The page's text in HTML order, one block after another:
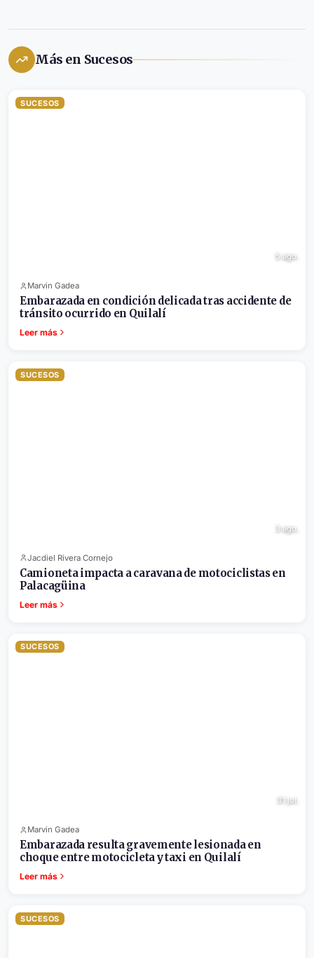
Más en Sucesos
SUCESOS
5 ago.
Marvin Gadea
Embarazada en condición delicada tras accidente de
tránsito ocurrido en Quilalí
Leer más
SUCESOS
3 ago.
Jacdiel Rivera Cornejo
Camioneta impacta a caravana de motociclistas en
Palacagüina
Leer más
SUCESOS
31 jul.
Marvin Gadea
Embarazada resulta gravemente lesionada en
choque entre motocicleta y taxi en Quilalí
Leer más
SUCESOS